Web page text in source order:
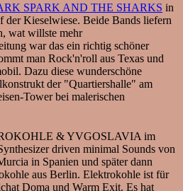
SPARK AND THE SHARKS in
der Kieselwiese. Beide Bands liefern
wat willste mehr
war das ein richtig schöner
man Rock'n'roll aus Texas und
Dazu diese wunderschöne
der "Quartiershalle" am
Tower bei malerischen
& YVGOSLAVIA im
driven minimal Sounds von
in Spanien und später dann
aus Berlin. Elektrokohle ist für
Doma und Warm Exit. Es hat